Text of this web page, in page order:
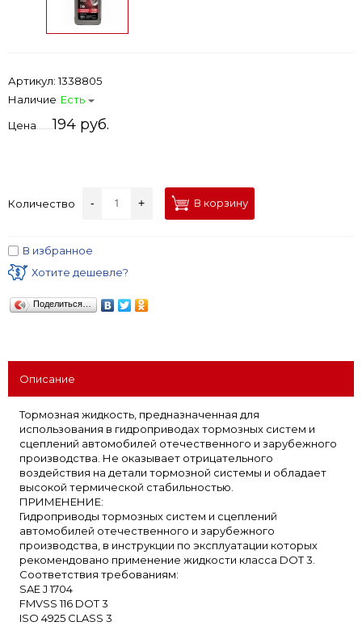
Артикул:1338805
Наличие Есть
Цена
194 руб.
Количество - + В корзину
В избранное
Хотите дешевле?
Поделиться…
Описание
Тормозная жидкость, предназначенная для
использования в гидроприводах тормозных систем и
сцеплений автомобилей отечественного и зарубежного
производства. Не оказывает отрицательного
воздействия на детали тормозной системы и обладает
высокой термической стабильностью.
ПРИМЕНЕНИЕ:
Гидроприводы тормозных систем и сцеплений
автомобилей отечественного и зарубежного
производства, в инструкции по эксплуатации которых
рекомендовано применение жидкости класса DOT 3.
Соответствия требованиям:
SAE J 1704
FMVSS 116 DOT 3
ISO 4925 CLASS 3